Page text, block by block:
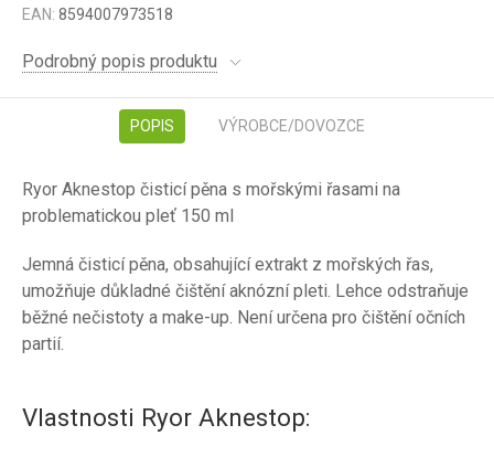
EAN: 8594007973518
Podrobný popis produktu
POPIS VÝROBCE/DOVOZCE
Ryor Aknestop čisticí pěna s mořskými řasami na
problematickou pleť 150 ml
Jemná čisticí pěna, obsahující extrakt z mořských řas,
umožňuje důkladné čištění aknózní pleti. Lehce odstraňuje
běžné nečistoty a make-up. Není určena pro čištění očních
partií.
Vlastnosti Ryor Aknestop: